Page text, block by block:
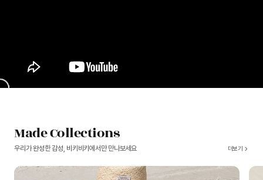
Made Collections
우리가 완성한 감성, 비키비키에서만 만나보세요 더보기